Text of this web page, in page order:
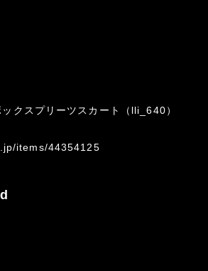
クスプリーツスカート（lli_640）
items/44354125